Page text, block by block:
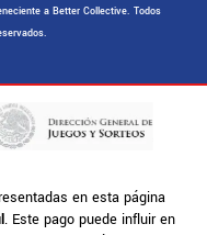
a Better Collective. Todos
en esta página
. Este pago puede influir en